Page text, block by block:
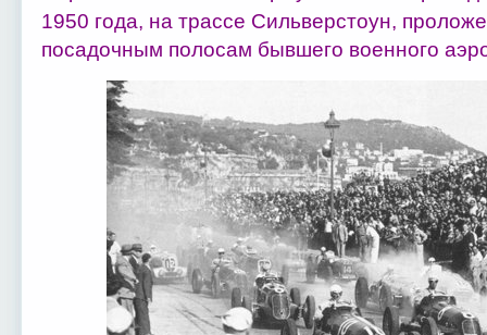
1950 года, на трассе Сильверстоун,
посадочным полосам бывшего военного